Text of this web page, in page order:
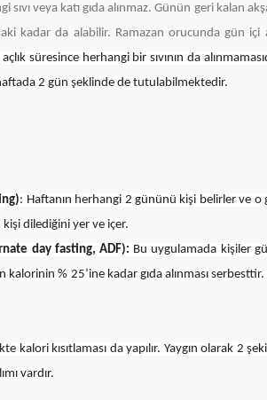
sıvı veya katı gıda alınmaz. Günün geri kalan
kadar da alabilir. Ramazan orucunda gün içi
süresince herhangi bir sıvının da
2 gün şeklinde de tutulabilmektedir.
: Haftanın herhangi 2 gününü kişi belirler ve
dilediğini yer ve içer.
day fasting, ADF): Bu uygulamada kişiler
kalorinin % 25’ine kadar gıda alınması
kalori kısıtlaması da yapılır. Yaygın olarak 2
vardır.